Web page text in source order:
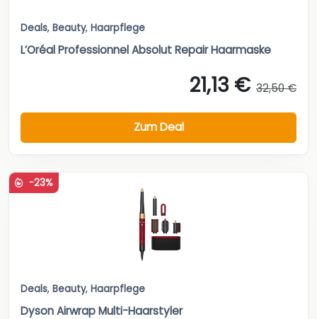
Deals, Beauty, Haarpflege
L’Oréal Professionnel Absolut Repair Haarmaske
21,13 € 32,50 €
Zum Deal
-23%
Deals, Beauty, Haarpflege
Dyson Airwrap Multi-Haarstyler